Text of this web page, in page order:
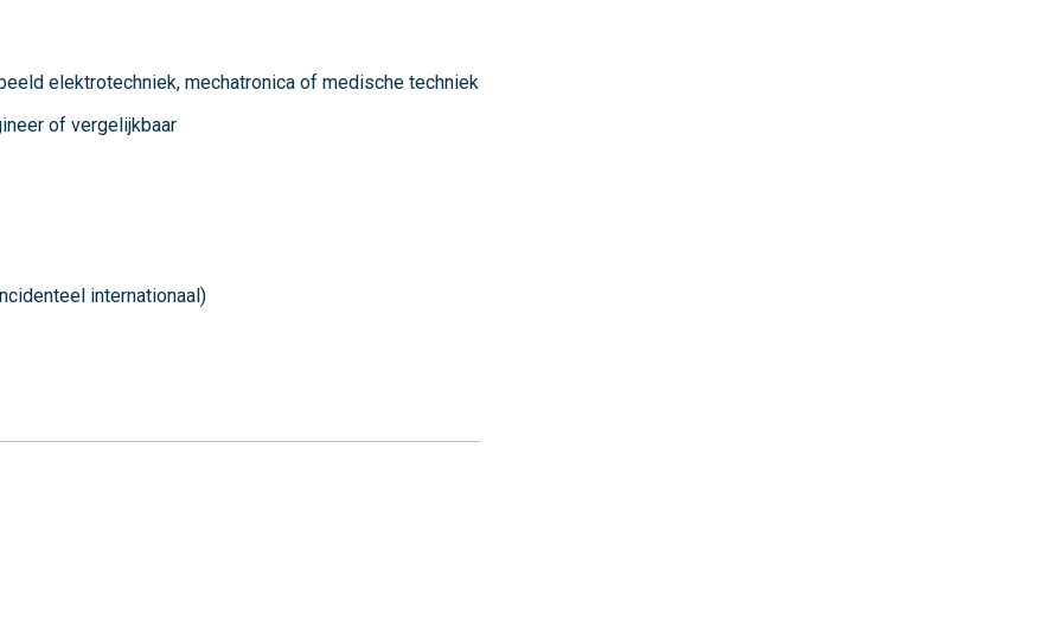
elektrotechniek, mechatronica of medische techniek
of vergelijkbaar
internationaal)